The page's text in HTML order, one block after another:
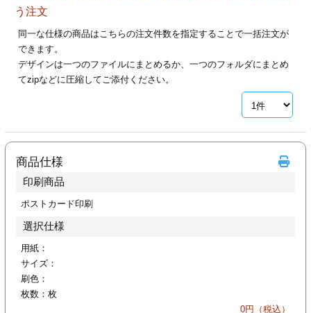
リーブ印刷
加工
印刷
印刷
リーブ
ー印刷
う注文
同一な仕様の商品はこちらの注文件数を指定することで一括注文が
できます。
デザインは一つのファイルにまとめるか、一つのフォルダにまとめ
てzipなどに圧縮してご添付ください。
商品仕様
印刷商品
ポストカード印刷
選択仕様
用紙：
サイズ：
刷色：
枚数： 枚
0円（税込）